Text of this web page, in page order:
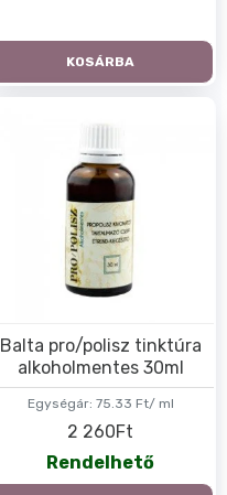
KOSÁRBA
Egységár: 75.33 Ft/ ml
Balta pro/polisz tinktúra
alkoholmentes 30ml
2 260Ft
Rendelhető